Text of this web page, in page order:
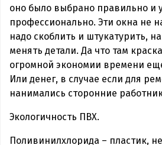
оно было выбрано правильно и
профессионально. Эти окна не
надо скоблить и штукатурить,
менять детали. Да что там
огромной экономии времени
Или денег, в случае если для
нанимались сторонние
Экологичность ПВХ.
Поливинилхлорида – пластик,